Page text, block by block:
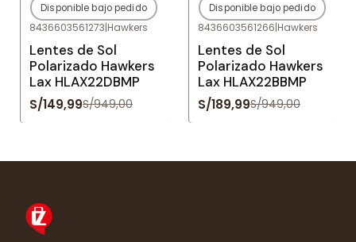
-84%OFF
Agotado
Disponible bajo pedido
8436603561273|Hawkers
Lentes de Sol
Polarizado Hawkers
Lax HLAX22DBMP
S/149,99S/949,00
-80%OFF
Agotado
Disponible bajo pedido
8436603561266|Hawkers
Lentes de Sol
Polarizado Hawkers
Lax HLAX22BBMP
S/189,99S/949,00